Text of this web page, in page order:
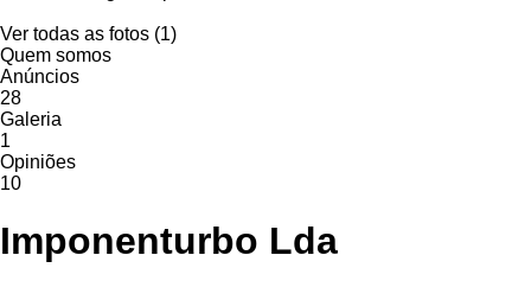
Ver todas as fotos (1)
Quem somos
Anúncios
28
Galeria
1
Opiniões
10
Imponenturbo Lda